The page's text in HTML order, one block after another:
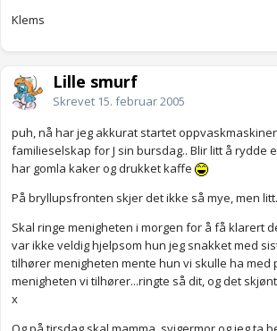
Klems
Lille smurf
Skrevet 15. februar 2005
puh, nå har jeg akkurat startet
familieselskap for J sin bursdag.. Blir litt å rydde
har gomla kaker og drukket kaffe
På bryllupsfronten skjer det ikke så mye, men
Skal ringe menigheten i morgen for å få klarert
var ikke veldig hjelpsom hun jeg snakket med
tilhører menigheten mente hun vi skulle ha med
menigheten vi tilhører...ringte så dit, og det
x